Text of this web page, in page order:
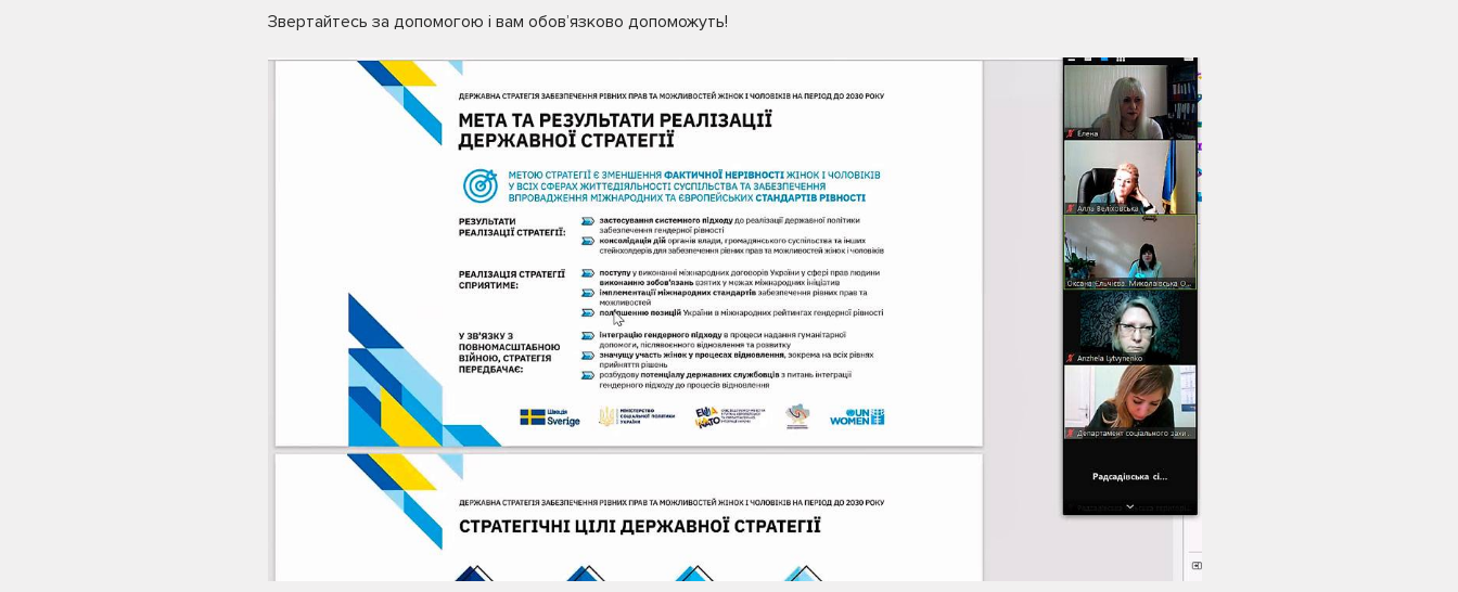
Звертайтесь за допомогою і вам обовʼязково допоможуть!